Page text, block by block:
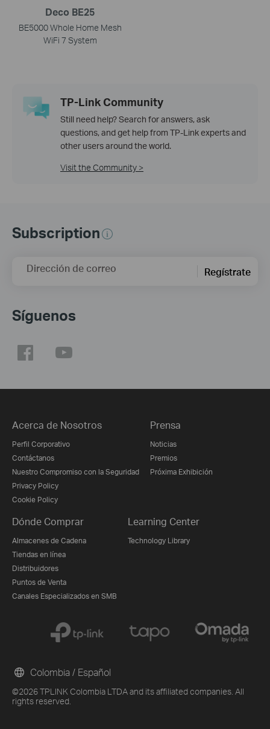
Deco BE25
BE5000 Whole Home Mesh
WiFi 7 System
TP-Link Community
Still need help? Search for answers, ask
questions, and get help from TP-Link experts and
other users around the world.
Visit the Community >
Subscription
Dirección de correo Regístrate
Síguenos
Acerca de Nosotros
Perfil Corporativo
Contáctanos
Nuestro Compromiso con la Seguridad
Privacy Policy
Cookie Policy
Prensa
Noticias
Premios
Próxima Exhibición
Dónde Comprar
Almacenes de Cadena
Tiendas en línea
Distribuidores
Puntos de Venta
Canales Especializados en SMB
Learning Center
Technology Library
©2026 TPLINK Colombia LTDA and its affiliated companies. All
rights reserved.
Colombia / Español